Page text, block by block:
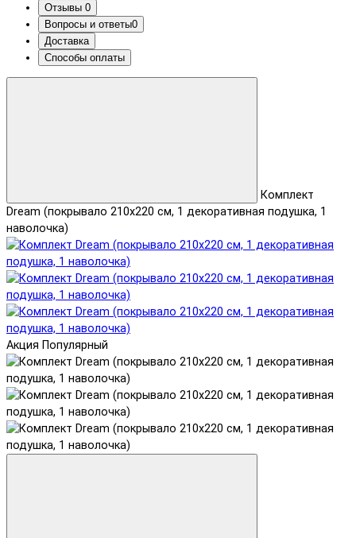
Отзывы 0
Вопросы и ответы0
Доставка
Способы оплаты
Комплект
Dream (покрывало 210x220 см, 1 декоративная подушка, 1
наволочка)
Акция Популярный